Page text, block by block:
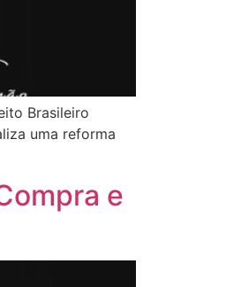
Brasileiro
uma reforma
e